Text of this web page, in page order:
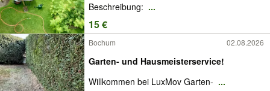
Beschreibung: ...
15 €
Bochum 02.08.2026
Garten- und Hausmeisterservice!
Willkommen bei LuxMov Garten- ...